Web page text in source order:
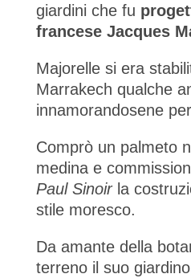
giardini che fu
francese Jacques
Majorelle si era
Marrakech qualche
innamorandosene
Comprò un palmeto
medina e
Paul Sinoirla
stile moresco.
Da amante della
terreno il suo